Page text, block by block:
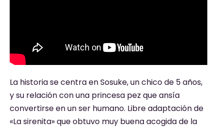
La historia se centra en Sosuke, un chico de 5 años,
y su relación con una princesa pez que ansía
convertirse en un ser humano. Libre adaptación de
«La sirenita» que obtuvo muy buena acogida de la